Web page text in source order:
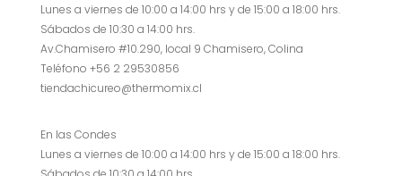
Lunes a viernes de 10:00 a 14:00 hrs y de 15:00 a 18:00 hrs.
Sábados de 10:30 a 14:00 hrs.
Av.Chamisero #10.290, local 9 Chamisero, Colina
Teléfono +56 2 29530856
tiendachicureo@thermomix.cl
En las Condes
Lunes a viernes de 10:00 a 14:00 hrs y de 15:00 a 18:00 hrs.